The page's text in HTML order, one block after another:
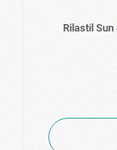
Rilastil Sun